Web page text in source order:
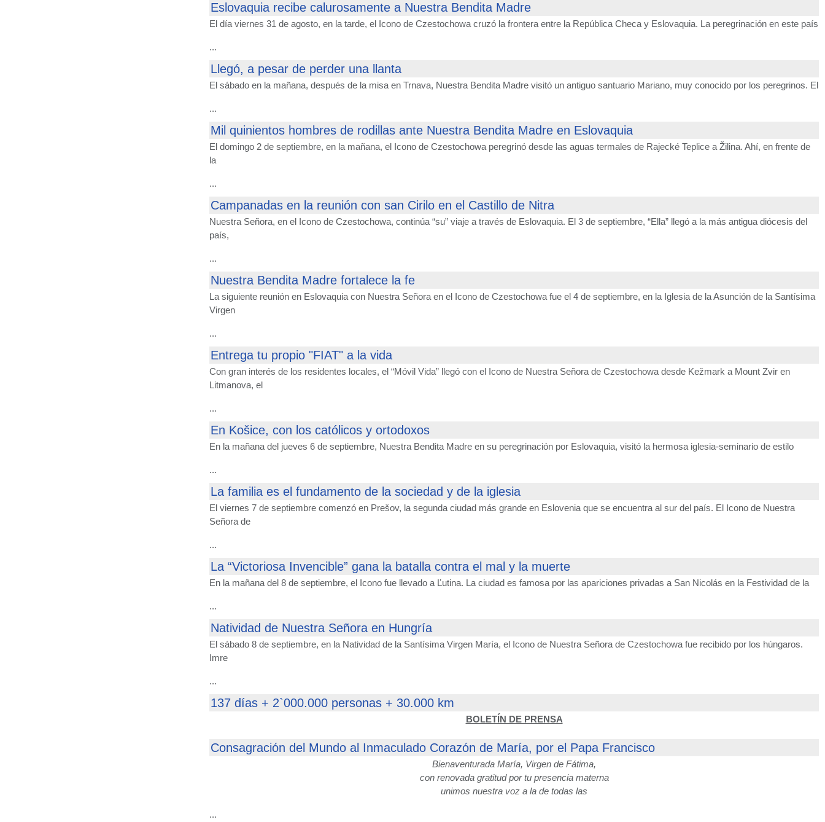
Eslovaquia recibe calurosamente a Nuestra Bendita Madre
El día viernes 31 de agosto, en la tarde, el Icono de Czestochowa cruzó la frontera entre la República Checa y Eslovaquia. La peregrinación en este país
...
Llegó, a pesar de perder una llanta
El sábado en la mañana, después de la misa en Trnava, Nuestra Bendita Madre visitó un antiguo santuario Mariano, muy conocido por los peregrinos. El
...
Mil quinientos hombres de rodillas ante Nuestra Bendita Madre en Eslovaquia
El domingo 2 de septiembre, en la mañana, el Icono de Czestochowa peregrinó desde las aguas termales de Rajecké Teplice a Žilina. Ahí, en frente de
la
...
Campanadas en la reunión con san Cirilo en el Castillo de Nitra
Nuestra Señora, en el Icono de Czestochowa, continúa “su” viaje a través de Eslovaquia. El 3 de septiembre, “Ella” llegó a la más antigua diócesis del
país,
...
Nuestra Bendita Madre fortalece la fe
La siguiente reunión en Eslovaquia con Nuestra Señora en el Icono de Czestochowa fue el 4 de septiembre, en la Iglesia de la Asunción de la Santísima
Virgen
...
Entrega tu propio "FIAT" a la vida
Con gran interés de los residentes locales, el “Móvil Vida” llegó con el Icono de Nuestra Señora de Czestochowa desde Kežmark a Mount Zvir en
Litmanova, el
...
En Košice, con los católicos y ortodoxos
En la mañana del jueves 6 de septiembre, Nuestra Bendita Madre en su peregrinación por Eslovaquia, visitó la hermosa iglesia-seminario de estilo
...
La familia es el fundamento de la sociedad y de la iglesia
El viernes 7 de septiembre comenzó en Prešov, la segunda ciudad más grande en Eslovenia que se encuentra al sur del país. El Icono de Nuestra
Señora de
...
La “Victoriosa Invencible” gana la batalla contra el mal y la muerte
En la mañana del 8 de septiembre, el Icono fue llevado a Ľutina. La ciudad es famosa por las apariciones privadas a San Nicolás en la Festividad de la
...
Natividad de Nuestra Señora en Hungría
El sábado 8 de septiembre, en la Natividad de la Santísima Virgen María, el Icono de Nuestra Señora de Czestochowa fue recibido por los húngaros.
Imre
...
137 días + 2`000.000 personas + 30.000 km
BOLETÍN DE PRENSA
Consagración del Mundo al Inmaculado Corazón de María, por el Papa Francisco
Bienaventurada María, Virgen de Fátima,
con renovada gratitud por tu presencia materna
unimos nuestra voz a la de todas las
...